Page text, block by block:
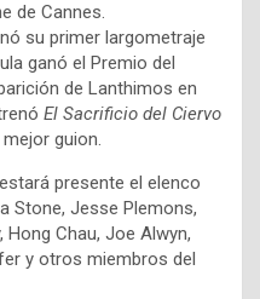
de Cannes.
su primer largometraje
ganó el Premio del
de Lanthimos en
El Sacrificio del Ciervo
guion.
presente el elenco
Stone, Jesse Plemons,
Hong Chau, Joe Alwyn,
y otros miembros del